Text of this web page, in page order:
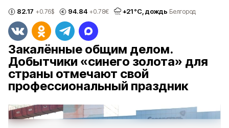
82.17 +0.76$ 94.84 +0.78€ +21°С, дождь Белгород
Закалённые общим делом.
Добытчики «синего золота» для
страны отмечают свой
профессиональный праздник